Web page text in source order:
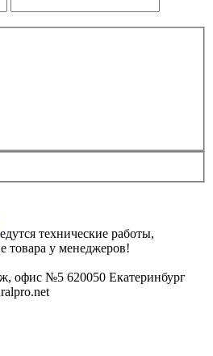
технические работы,
товара у менеджеров!
офис №5 620050 Екатеринбург